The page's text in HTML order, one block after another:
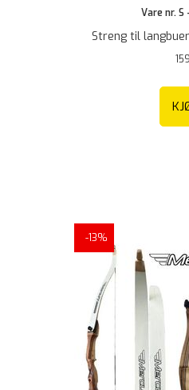
Vare nr. S
Streng til
-13%